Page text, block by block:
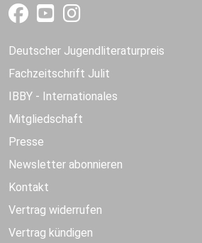
Deutscher Jugendliteraturpreis
Fachzeitschrift Julit
IBBY - Internationales
Mitgliedschaft
Presse
Newsletter abonnieren
Kontakt
Vertrag widerrufen
Vertrag kündigen